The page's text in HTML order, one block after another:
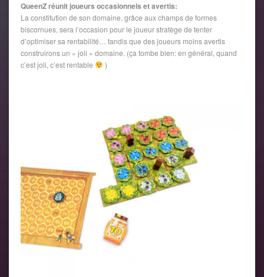
QueenZ réunit joueurs occasionnels et avertis:
La constitution de son domaine, grâce aux champs de formes
biscornues, sera l’occasion pour le joueur stratège de tenter
d’optimiser sa rentabilité… tandis que des joueurs moins avertis
construirons un « joli » domaine. (ça tombe bien: en général, quand
c’est joli, c’est rentable
)